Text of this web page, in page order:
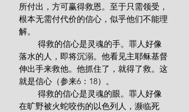
所付出，方可赢得救恩。至于只需领受，
根本无需付代价的信心，似乎他们不能理
解。
落水的人，即将沉溺。他看见主耶稣基督
伸出手来救他。他抓住了，就得了救。这
就是信心（参来6：18）。
在旷野被火蛇咬伤的以色列人，濒临死